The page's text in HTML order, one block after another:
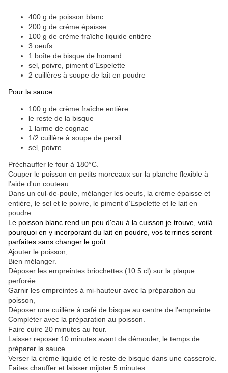
400 g de poisson blanc
200 g de crème épaisse
100 g de crème fraîche liquide entière
3 oeufs
1 boîte de bisque de homard
sel, poivre, piment d'Espelette
2 cuillères à soupe de lait en poudre
Pour la sauce :
100 g de crème fraîche entière
le reste de la bisque
1 larme de cognac
1/2 cuillère à soupe de persil
sel, poivre
Préchauffer le four à 180°C.
Couper le poisson en petits morceaux sur la planche flexible à
l'aide d'un couteau.
Dans un cul-de-poule, mélanger les oeufs, la crème épaisse et
entière, le sel et le poivre, le piment d'Espelette et le lait en
poudre
Le poisson blanc rend un peu d'eau à la cuisson je trouve, voilà
pourquoi en y incorporant du lait en poudre, vos terrines seront
parfaites sans changer le goût.
Ajouter le poisson,
Bien mélanger.
Déposer les empreintes briochettes (10.5 cl) sur la plaque
perforée.
Garnir les empreintes à mi-hauteur avec la préparation au
poisson,
Déposer une cuillère à café de bisque au centre de l'empreinte.
Compléter avec la préparation au poisson.
Faire cuire 20 minutes au four.
Laisser reposer 10 minutes avant de démouler, le temps de
préparer la sauce.
Verser la crème liquide et le reste de bisque dans une casserole.
Faites chauffer et laisser mijoter 5 minutes.